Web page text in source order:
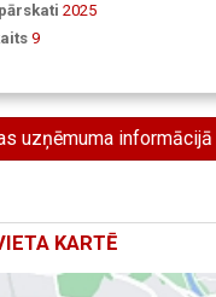
2025
9
uzņēmuma informācijā
KARTĒ